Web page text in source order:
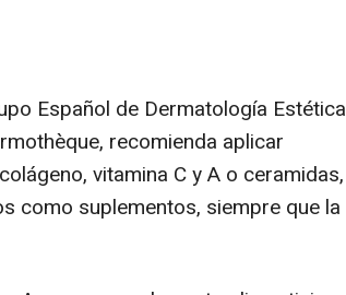
Español de Dermatología Estética
recomienda aplicar
vitamina C y A o ceramidas,
como suplementos, siempre que la